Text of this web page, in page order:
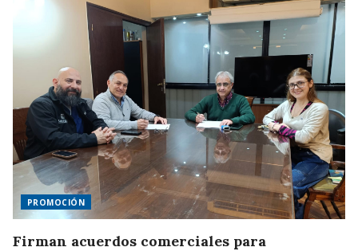
PROMOCIÓN
Firman acuerdos comerciales para